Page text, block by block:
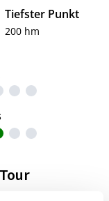
Tiefster Punkt
200 hm